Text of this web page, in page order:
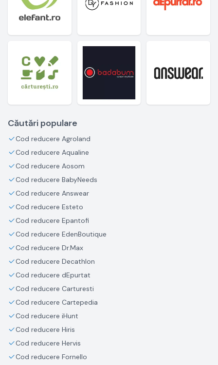
Căutări populare
Cod reducere Agroland
Cod reducere Aqualine
Cod reducere Aosom
Cod reducere BabyNeeds
Cod reducere Answear
Cod reducere Esteto
Cod reducere Epantofi
Cod reducere EdenBoutique
Cod reducere Dr.Max
Cod reducere Decathlon
Cod reducere dEpurtat
Cod reducere Carturesti
Cod reducere Cartepedia
Cod reducere iHunt
Cod reducere Hiris
Cod reducere Hervis
Cod reducere Fornello